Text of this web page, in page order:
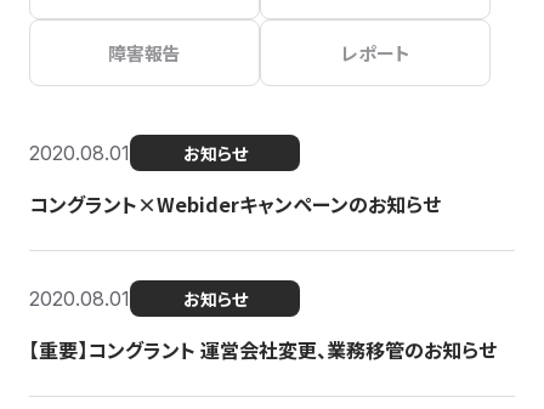
障害報告 レポート
2020.08.01 お知らせ
コングラント×Webiderキャンペーンのお知らせ
2020.08.01 お知らせ
【重要】コングラント 運営会社変更、業務移管のお知らせ